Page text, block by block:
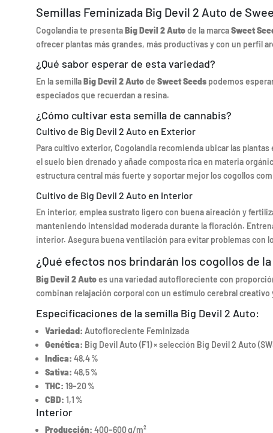
Semillas Feminizada Big Devil 2 Auto de
Cogolandia te presentaBig Devil 2 Autode la marcaSweet
ofrecer plantas más grandes, más productivas y con un perfil
¿Qué sabor esperar de esta variedad?
En la semillaBig Devil 2 Autode Sweet Seeds podemos
especiados que recuerdan a resina.
¿Cómo cultivar esta semilla de cannabis?
Cultivo de Big Devil 2 Auto en Exterior
Para cultivo exterior, Cogolandia recomienda ubicar las
el suelo bien drenado y añade composta rica en materia
estructura central más fuerte y soportar mejor los cogollos
Cultivo de Big Devil 2 Auto en Interior
En interior, emplea sustrato ligero con buena aireación y
manteniendo intensidad moderada durante la floración.
interior. Asegura buena ventilación para evitar problemas con
¿Qué efectos nos brindarán los cogollos de
Big Devil 2 Autoes una variedad autofloreciente con
combinan relajación corporal con un estímulo cerebral creativo
Especificaciones de la semilla Big Devil 2 Auto:
Variedad: Autofloreciente Feminizada
Genética: Big Devil Auto (F1) × selección Big Devil 2 Auto
Indica: 48,4 %
Sativa: 48,5 %
THC: 19–20 %
CBD: 1,1 %
Interior
Producción: 400–600 g/m²